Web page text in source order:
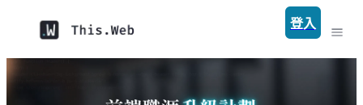
登入